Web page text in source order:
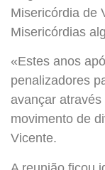
Misericórdia de
Misericórdias
«Estes anos
penalizadores
avançar
movimento de
Vicente.